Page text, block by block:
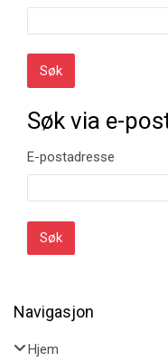
Søk via e-
Søk via e-
E-postadresse
Hopp over Navigasjon
Navigasjon
Hjem